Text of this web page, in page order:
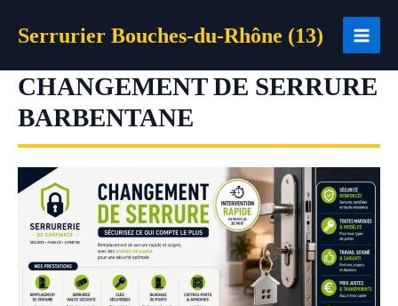
Serrurier Bouches-du-Rhône (13)
CHANGEMENT DE SERRURE
BARBENTANE